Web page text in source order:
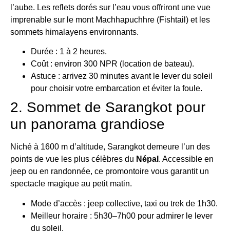
l’aube. Les reflets dorés sur l’eau vous offriront une vue
imprenable sur le mont Machhapuchhre (Fishtail) et les
sommets himalayens environnants.
Durée : 1 à 2 heures.
Coût : environ 300 NPR (location de bateau).
Astuce : arrivez 30 minutes avant le lever du soleil
pour choisir votre embarcation et éviter la foule.
2. Sommet de Sarangkot pour
un panorama grandiose
Niché à 1600 m d’altitude, Sarangkot demeure l’un des
points de vue les plus célèbres du Népal . Accessible en
jeep ou en randonnée, ce promontoire vous garantit un
spectacle magique au petit matin.
Mode d’accès : jeep collective, taxi ou trek de 1h30.
Meilleur horaire : 5h30–7h00 pour admirer le lever
du soleil.